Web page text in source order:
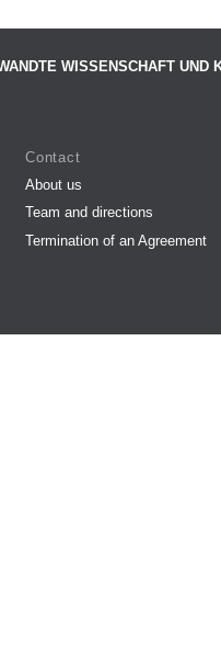
WISSENSCHAFT UND
Contact
About us
Team and directions
Termination of an Agreement